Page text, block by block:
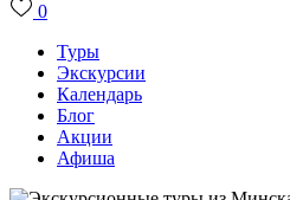
0
Туры
Экскурсии
Календарь
Блог
Акции
Афиша